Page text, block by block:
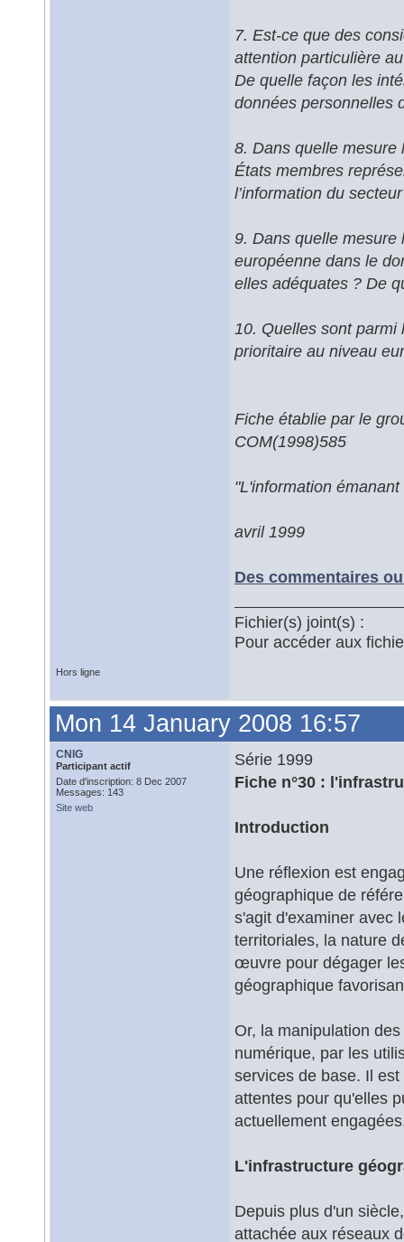
7. Est-ce que des
attention particulière
De quelle façon les
données personnelles
8. Dans quelle mesure
États membres
l’information du
9. Dans quelle mesure
européenne dans le
elles adéquates ? De
10. Quelles sont
prioritaire au niveau
Fiche établie par le
COM(1998)585
"L'information
avril 1999
Des commentaires
Fichier(s) joint(s) :
Pour accéder aux
Hors ligne
Mon 14 January 2008 16:57
CNIG
Participant actif
Date d'inscription: 8 Dec 2007
Messages: 143
Site web
Série 1999
Fiche n°30 :
Introduction
Une réflexion est
géographique de
s'agit d'examiner avec
territoriales, la nature
œuvre pour dégager
géographique
Or, la manipulation
numérique, par les
services de base. Il
attentes pour qu'elles
actuellement
L'infrastructure
Depuis plus d'un
attachée aux réseaux